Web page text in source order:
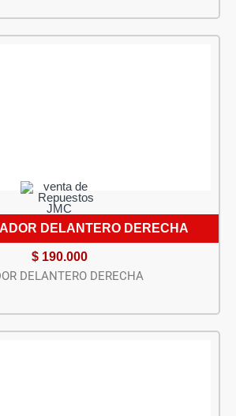
DELANTERO DERECHA
$190.000
DELANTERO DERECHA